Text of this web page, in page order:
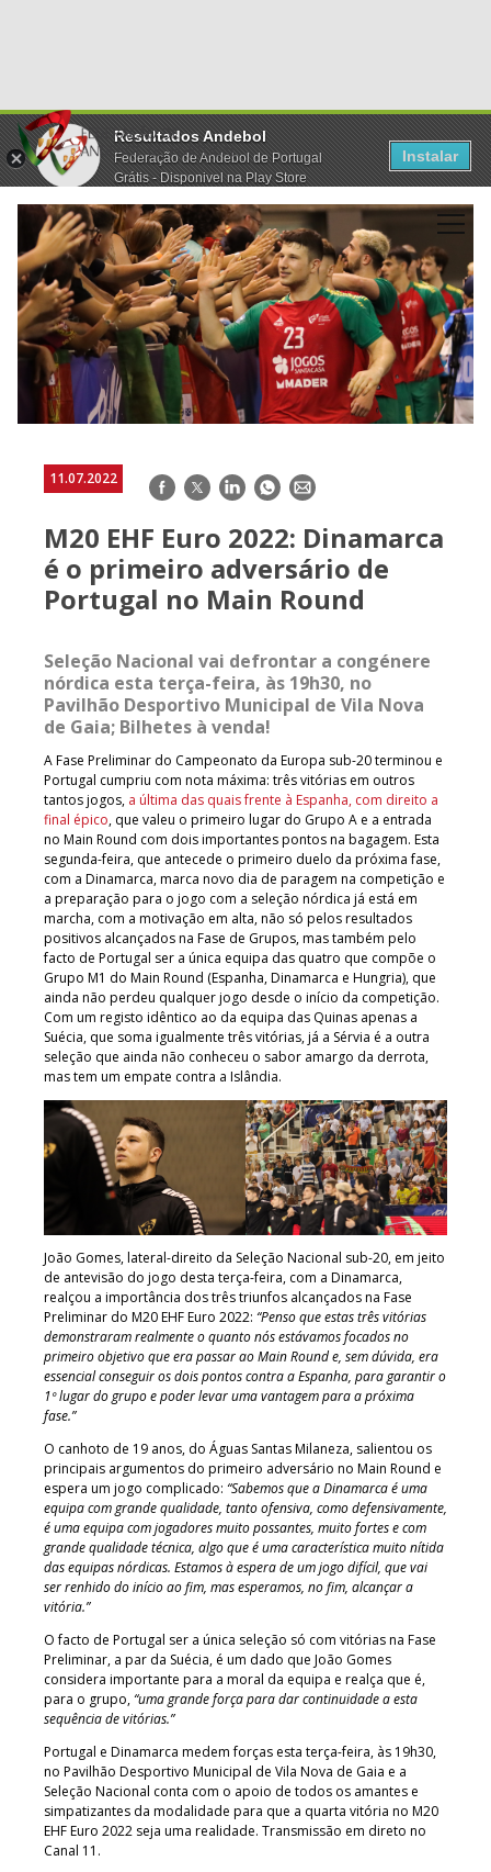
Resultados Andebol
Federação de Andebol de Portugal
Grátis - Disponivel na Play Store
Instalar
11.07.2022 Facebook
TwitterLinkedInWhatsApp
E-
M20 EHF Euro 2022: Dinamarca
é o primeiro adversário de
Portugal no Main Round
Seleção Nacional vai defrontar a congénere
nórdica esta terça-feira, às 19h30, no
Pavilhão Desportivo Municipal de Vila Nova
de Gaia; Bilhetes à venda!
A Fase Preliminar do Campeonato da Europa sub-20 terminou e
Portugal cumpriu com nota máxima: três vitórias em outros
tantos jogos, a última das quais frente à Espanha, com direito a
final épico, que valeu o primeiro lugar do Grupo A e a entrada
no Main Round com dois importantes pontos na bagagem. Esta
segunda-feira, que antecede o primeiro duelo da próxima fase,
com a Dinamarca, marca novo dia de paragem na competição e
a preparação para o jogo com a seleção nórdica já está em
marcha, com a motivação em alta, não só pelos resultados
positivos alcançados na Fase de Grupos, mas também pelo
facto de Portugal ser a única equipa das quatro que compõe o
Grupo M1 do Main Round (Espanha, Dinamarca e Hungria), que
ainda não perdeu qualquer jogo desde o início da competição.
Com um registo idêntico ao da equipa das Quinas apenas a
Suécia, que soma igualmente três vitórias, já a Sérvia é a outra
seleção que ainda não conheceu o sabor amargo da derrota,
mas tem um empate contra a Islândia.
João Gomes, lateral-direito da Seleção Nacional sub-20, em jeito
de antevisão do jogo desta terça-feira, com a Dinamarca,
realçou a importância dos três triunfos alcançados na Fase
Preliminar do M20 EHF Euro 2022: “Penso que estas três vitórias
demonstraram realmente o quanto nós estávamos focados no
primeiro objetivo que era passar ao Main Round e, sem dúvida, era
essencial conseguir os dois pontos contra a Espanha, para garantir o
1º lugar do grupo e poder levar uma vantagem para a próxima
fase.”
O canhoto de 19 anos, do Águas Santas Milaneza, salientou os
principais argumentos do primeiro adversário no Main Round e
espera um jogo complicado: “Sabemos que a Dinamarca é uma
equipa com grande qualidade, tanto ofensiva, como defensivamente,
é uma equipa com jogadores muito possantes, muito fortes e com
grande qualidade técnica, algo que é uma característica muito nítida
das equipas nórdicas. Estamos à espera de um jogo difícil, que vai
ser renhido do início ao fim, mas esperamos, no fim, alcançar a
vitória.”
O facto de Portugal ser a única seleção só com vitórias na Fase
Preliminar, a par da Suécia, é um dado que João Gomes
considera importante para a moral da equipa e realça que é,
para o grupo,“uma grande força para dar continuidade a esta
sequência de vitórias.”
Portugal e Dinamarca medem forças esta terça-feira, às 19h30,
no Pavilhão Desportivo Municipal de Vila Nova de Gaia e a
Seleção Nacional conta com o apoio de todos os amantes e
simpatizantes da modalidade para que a quarta vitória no M20
EHF Euro 2022 seja uma realidade. Transmissão em direto no
Canal 11.